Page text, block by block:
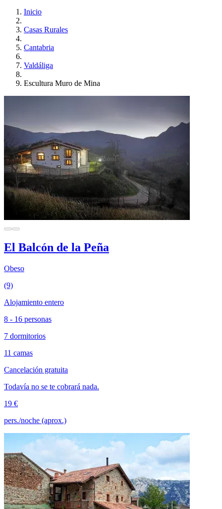
Inicio
Casas Rurales
Cantabria
Valdáliga
Escultura Muro de Mina
El Balcón de la Peña
Obeso
(9)
Alojamiento entero
8 - 16 personas
7 dormitorios
11 camas
Cancelación gratuita
Todavía no se te cobrará nada.
19 €
pers./noche (aprox.)